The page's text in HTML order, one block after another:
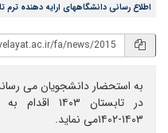
اطلاع رسانی دانشگاههای ارایه دهنده ترم
به استحضار دانشجویان می
در تابستان
۱۴۰۳-۱۴۰۲می نماید.